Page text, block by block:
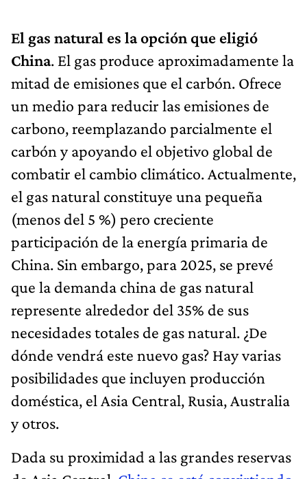
El gas natural es la opción que eligió
China. El gas produce aproximadamente la
mitad de emisiones que el carbón. Ofrece
un medio para reducir las emisiones de
carbono, reemplazando parcialmente el
carbón y apoyando el objetivo global de
combatir el cambio climático. Actualmente,
el gas natural constituye una pequeña
(menos del 5 %) pero creciente
participación de la energía primaria de
China. Sin embargo, para 2025, se prevé
que la demanda china de gas natural
represente alrededor del 35% de sus
necesidades totales de gas natural. ¿De
dónde vendrá este nuevo gas? Hay varias
posibilidades que incluyen producción
doméstica, el Asia Central, Rusia, Australia
y otros.
Dada su proximidad a las grandes reservas